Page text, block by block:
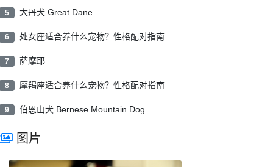
5 大丹犬 Great Dane
6 处女座适合养什么宠物？性格配对指南
7 萨摩耶
8 摩羯座适合养什么宠物？性格配对指南
9 伯恩山犬 Bernese Mountain Dog
图片